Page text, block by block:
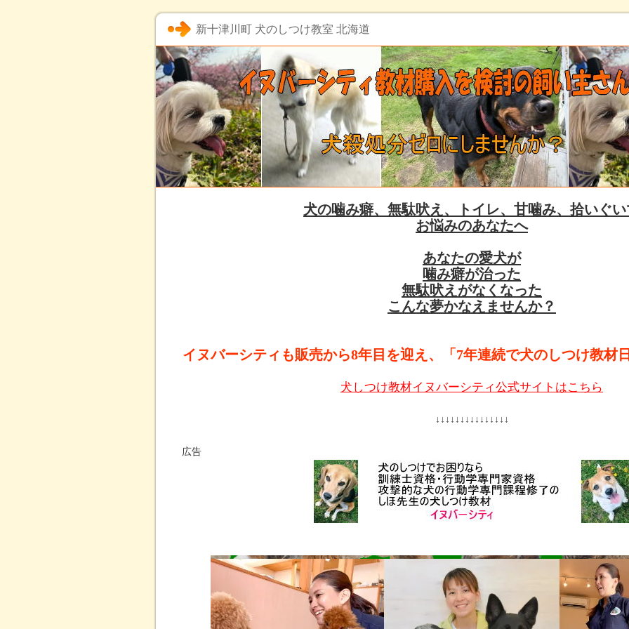
新十津川町 犬のしつけ教室 北海道
犬の噛み癖、無駄吠え、トイレ、甘噛み、拾いぐい
お悩みのあなたへ
あなたの愛犬が
噛み癖が治った
無駄吠えがなくなった
こんな夢かなえませんか？
イヌバーシティも販売から8年目を迎え、「7年連続で犬のしつけ教材
犬しつけ教材イヌバーシティ公式サイトはこちら
↓↓↓↓↓↓↓↓↓↓↓↓↓↓↓
広告